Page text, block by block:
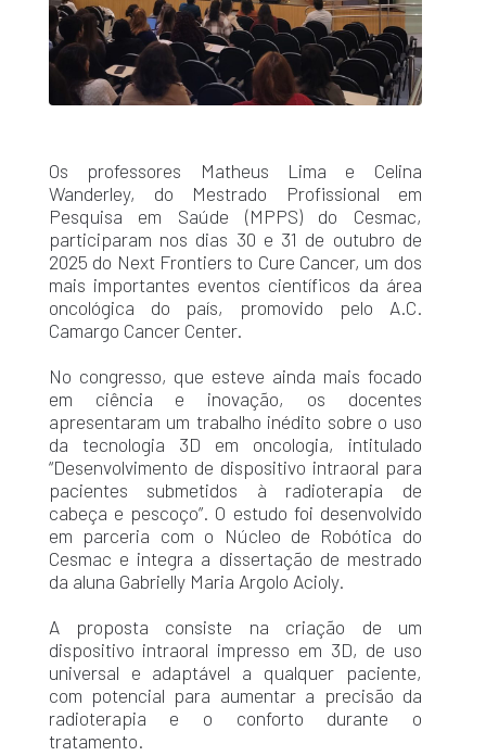
Os professores Matheus Lima e Celina
Wanderley, do Mestrado Profissional em
Pesquisa em Saúde (MPPS) do Cesmac,
participaram nos dias 30 e 31 de outubro de
2025 do Next Frontiers to Cure Cancer, um dos
mais importantes eventos científicos da área
oncológica do país, promovido pelo A.C.
Camargo Cancer Center.
No congresso, que esteve ainda mais focado
em ciência e inovação, os docentes
apresentaram um trabalho inédito sobre o uso
da tecnologia 3D em oncologia, intitulado
“Desenvolvimento de dispositivo intraoral para
pacientes submetidos à radioterapia de
cabeça e pescoço”. O estudo foi desenvolvido
em parceria com o Núcleo de Robótica do
Cesmac e integra a dissertação de mestrado
da aluna Gabrielly Maria Argolo Acioly.
A proposta consiste na criação de um
dispositivo intraoral impresso em 3D, de uso
universal e adaptável a qualquer paciente,
com potencial para aumentar a precisão da
radioterapia e o conforto durante o
tratamento.